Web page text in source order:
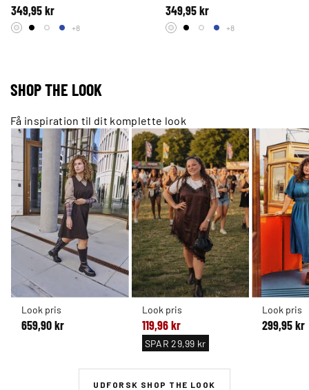
349,95 kr
+8
349,95 kr
+8
SHOP THE LOOK
Få inspiration til dit komplette look
Look pris
659,90 kr
Look pris
119,96 kr
SPAR 29,99 kr
Look pris
299,95 kr
UDFORSK SHOP THE LOOK